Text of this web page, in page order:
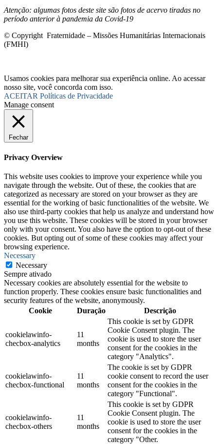
Atenção: algumas fotos deste site são fotos de acervo tiradas no
período anterior à pandemia da Covid-19
© Copyright Fraternidade – Missões Humanitárias Internacionais
(FMHI)
Usamos cookies para melhorar sua experiência online. Ao acessar
nosso site, você concorda com isso.
ACEITAR Políticas de Privacidade
Manage consent
Fechar
Privacy Overview
This website uses cookies to improve your experience while you
navigate through the website. Out of these, the cookies that are
categorized as necessary are stored on your browser as they are
essential for the working of basic functionalities of the website. We
also use third-party cookies that help us analyze and understand how
you use this website. These cookies will be stored in your browser
only with your consent. You also have the option to opt-out of these
cookies. But opting out of some of these cookies may affect your
browsing experience.
Necessary
Necessary
Sempre ativado
Necessary cookies are absolutely essential for the website to
function properly. These cookies ensure basic functionalities and
security features of the website, anonymously.
Cookie
Duração Descrição
cookielawinfo-
checbox-analytics
11
months
This cookie is set by GDPR
Cookie Consent plugin. The
cookie is used to store the user
consent for the cookies in the
category "Analytics".
cookielawinfo-
checbox-functional
11
months
The cookie is set by GDPR
cookie consent to record the user
consent for the cookies in the
category "Functional".
cookielawinfo-
checbox-others
11
months
This cookie is set by GDPR
Cookie Consent plugin. The
cookie is used to store the user
consent for the cookies in the
category "Other.